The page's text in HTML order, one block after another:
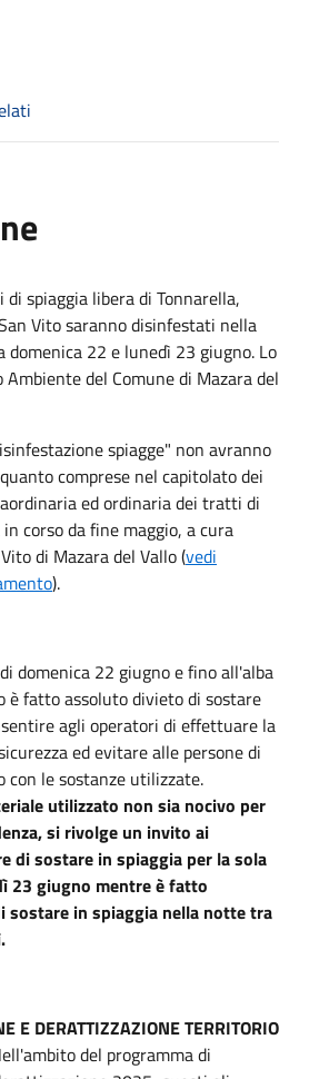
spiaggia libera di Tonnarella,
Vito saranno disinfestati nella
domenica 22 e lunedì 23 giugno. Lo
del Comune di Mazara del
spiagge" non avranno
comprese nel capitolato dei
ed ordinaria dei tratti di
corso da fine maggio, a cura
di Mazara del Vallo (vedi
).
domenica 22 giugno e fino all'alba
è fatto assoluto divieto di sostare
agli operatori di effettuare la
ed evitare alle persone di
le sostanze utilizzate.
utilizzato non sia nocivo per
si rivolge un invito ai
di sostare in spiaggia per la sola
23 giugno mentre è fatto
sostare in spiaggia nella notte tra
E DERATTIZZAZIONE TERRITORIO
del programma di